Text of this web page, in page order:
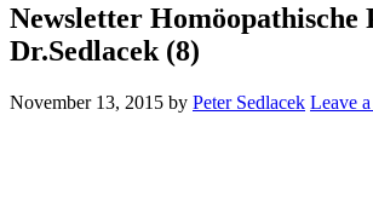
Newsletter Homöopathische
Dr.Sedlacek (8)
November 13, 2015 by Peter Sedlacek Leave